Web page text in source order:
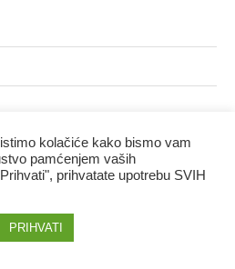
kolačiće kako bismo vam
pamćenjem vaših
prihvatate upotrebu SVIH
PRIHVATI